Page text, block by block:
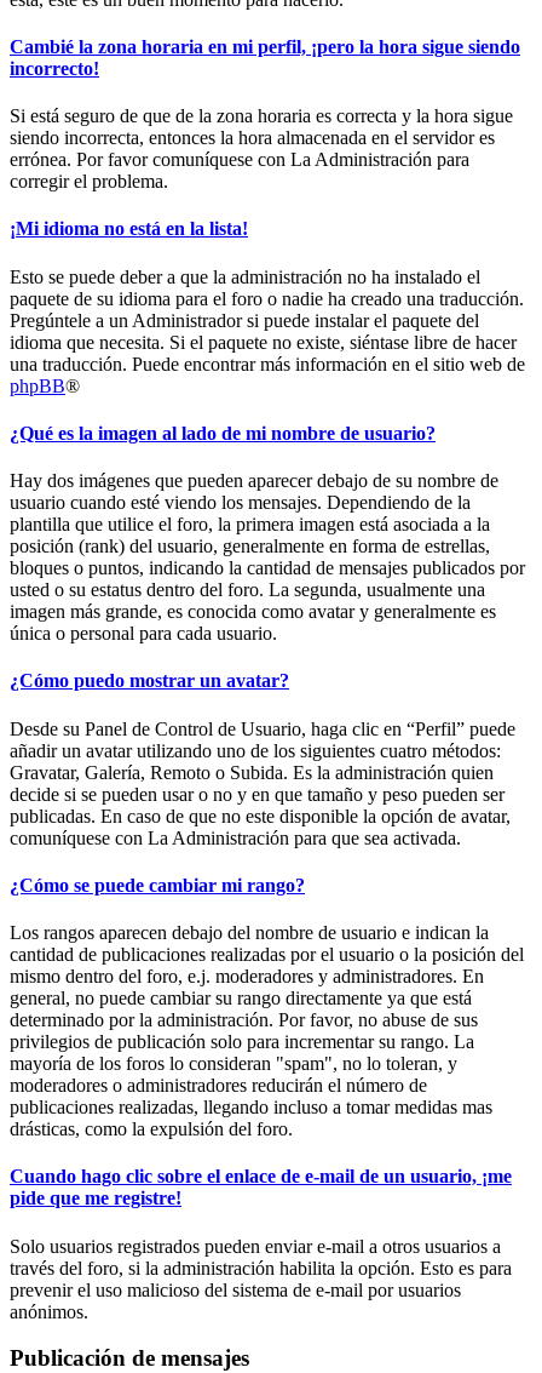
Cambié la zona horaria en mi perfil, ¡pero la hora sigue siendo
incorrecto!
Si está seguro de que de la zona horaria es correcta y la hora sigue
siendo incorrecta, entonces la hora almacenada en el servidor es
errónea. Por favor comuníquese con La Administración para
corregir el problema.
¡Mi idioma no está en la lista!
Esto se puede deber a que la administración no ha instalado el
paquete de su idioma para el foro o nadie ha creado una traducción.
Pregúntele a un Administrador si puede instalar el paquete del
idioma que necesita. Si el paquete no existe, siéntase libre de hacer
una traducción. Puede encontrar más información en el sitio web de
phpBB®
¿Qué es la imagen al lado de mi nombre de usuario?
Hay dos imágenes que pueden aparecer debajo de su nombre de
usuario cuando esté viendo los mensajes. Dependiendo de la
plantilla que utilice el foro, la primera imagen está asociada a la
posición (rank) del usuario, generalmente en forma de estrellas,
bloques o puntos, indicando la cantidad de mensajes publicados por
usted o su estatus dentro del foro. La segunda, usualmente una
imagen más grande, es conocida como avatar y generalmente es
única o personal para cada usuario.
¿Cómo puedo mostrar un avatar?
Desde su Panel de Control de Usuario, haga clic en “Perfil” puede
añadir un avatar utilizando uno de los siguientes cuatro métodos:
Gravatar, Galería, Remoto o Subida. Es la administración quien
decide si se pueden usar o no y en que tamaño y peso pueden ser
publicadas. En caso de que no este disponible la opción de avatar,
comuníquese con La Administración para que sea activada.
¿Cómo se puede cambiar mi rango?
Los rangos aparecen debajo del nombre de usuario e indican la
cantidad de publicaciones realizadas por el usuario o la posición del
mismo dentro del foro, e.j. moderadores y administradores. En
general, no puede cambiar su rango directamente ya que está
determinado por la administración. Por favor, no abuse de sus
privilegios de publicación solo para incrementar su rango. La
mayoría de los foros lo consideran "spam", no lo toleran, y
moderadores o administradores reducirán el número de
publicaciones realizadas, llegando incluso a tomar medidas mas
drásticas, como la expulsión del foro.
Cuando hago clic sobre el enlace de e-mail de un usuario, ¡me
pide que me registre!
Solo usuarios registrados pueden enviar e-mail a otros usuarios a
través del foro, si la administración habilita la opción. Esto es para
prevenir el uso malicioso del sistema de e-mail por usuarios
anónimos.
Publicación de mensajes